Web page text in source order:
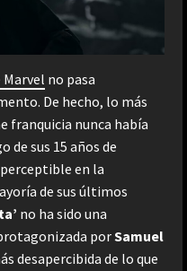
no pasa
De hecho, lo más
franquicia nunca había
de sus 15 años de
en la
de sus últimos
no ha sido una
porSamuel
desapercibida de lo que